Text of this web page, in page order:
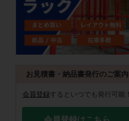
お見積書・納品書発行のご案内
会員登録するといつでも発行可能！